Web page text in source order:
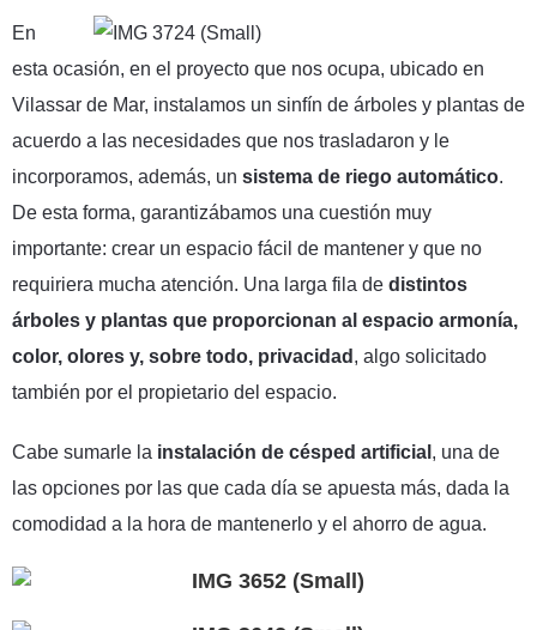
En
esta ocasión, en el proyecto que nos ocupa, ubicado en
Vilassar de Mar, instalamos un sinfín de árboles y plantas de
acuerdo a las necesidades que nos trasladaron y le
incorporamos, además, un sistema de riego automático.
De esta forma, garantizábamos una cuestión muy
importante: crear un espacio fácil de mantener y que no
requiriera mucha atención. Una larga fila de distintos
árboles y plantas que proporcionan al espacio armonía,
color, olores y, sobre todo, privacidad , algo solicitado
también por el propietario del espacio.
Cabe sumarle la instalación de césped artificial , una de
las opciones por las que cada día se apuesta más, dada la
comodidad a la hora de mantenerlo y el ahorro de agua.